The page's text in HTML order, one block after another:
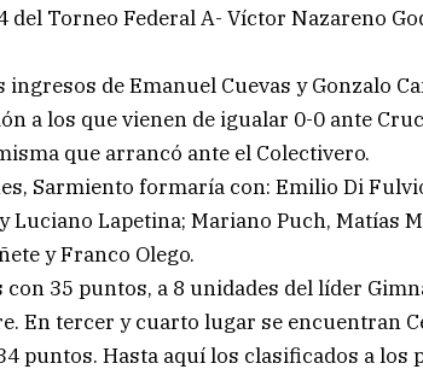
del Torneo Federal A- Víctor Nazareno
de Emanuel Cuevas y Gonzalo
a los que vienen de igualar 0-0 ante
que arrancó ante el Colectivero.
Sarmiento formaría con: Emilio Di
Luciano Lapetina; Mariano Puch, Matías
y Franco Olego.
35 puntos, a 8 unidades del líder
En tercer y cuarto lugar se encuentran
puntos. Hasta aquí los clasificados a los